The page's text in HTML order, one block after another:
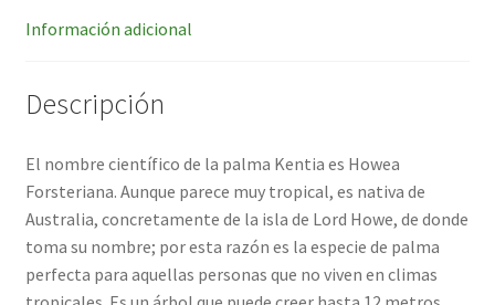
Información adicional
Descripción
El nombre científico de la palma Kentia es Howea
Forsteriana. Aunque parece muy tropical, es nativa de
Australia, concretamente de la isla de Lord Howe, de donde
toma su nombre; por esta razón es la especie de palma
perfecta para aquellas personas que no viven en climas